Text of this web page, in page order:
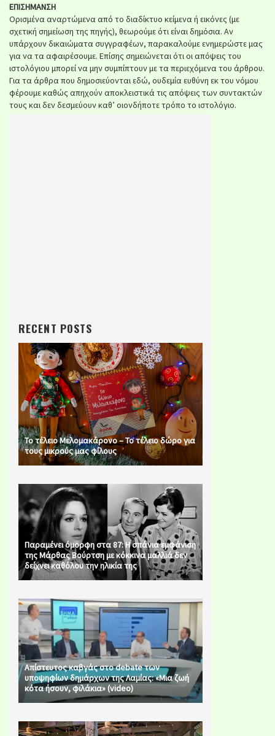
ΕΠΙΣΗΜΑΝΣΗ
Ορισμένα αναρτώμενα από το διαδίκτυο κείμενα ή εικόνες (με
σχετική σημείωση της πηγής), θεωρούμε ότι είναι δημόσια. Αν
υπάρχουν δικαιώματα συγγραφέων, παρακαλούμε ενημερώστε μας
για να τα αφαιρέσουμε. Επίσης σημειώνεται ότι οι απόψεις του
ιστολόγιου μπορεί να μην συμπίπτουν με τα περιεχόμενα του άρθρου.
Για τα άρθρα που δημοσιεύονται εδώ, ουδεμία ευθύνη εκ του νόμου
φέρουμε καθώς απηχούν αποκλειστικά τις απόψεις των συντακτών
τους και δεν δεσμεύουν καθ’ οιονδήποτε τρόπο το ιστολόγιο.
RECENT POSTS
Το τέλειο Μελομακάρονο – Το τέλειο δώρο για
τους μικρούς μας φίλους
Παραμένει όμορφη στα 87: Η σπάνια εμφάνιση
της Μάρθας Βούρτση με κόκκινα μαλλιά δεν
δείχνει καθόλου την ηλικία της
Απίστευτος καβγάς στο debate των
υποψηφίων δημάρχων της Λαμίας: «Μια ζωή
κότα ήσουν, φιλάκια» (video)